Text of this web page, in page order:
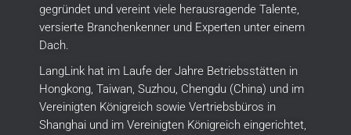
gegründet und vereint viele herausragende Talente,
versierte Branchenkenner und Experten unter einem
Dach.
LangLink hat im Laufe der Jahre Betriebsstätten in
Hongkong, Taiwan, Suzhou, Chengdu (China) und im
Vereinigten Königreich sowie Vertriebsbüros in
Shanghai und im Vereinigten Königreich eingerichtet,